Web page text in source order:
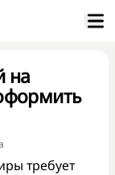
на
требует